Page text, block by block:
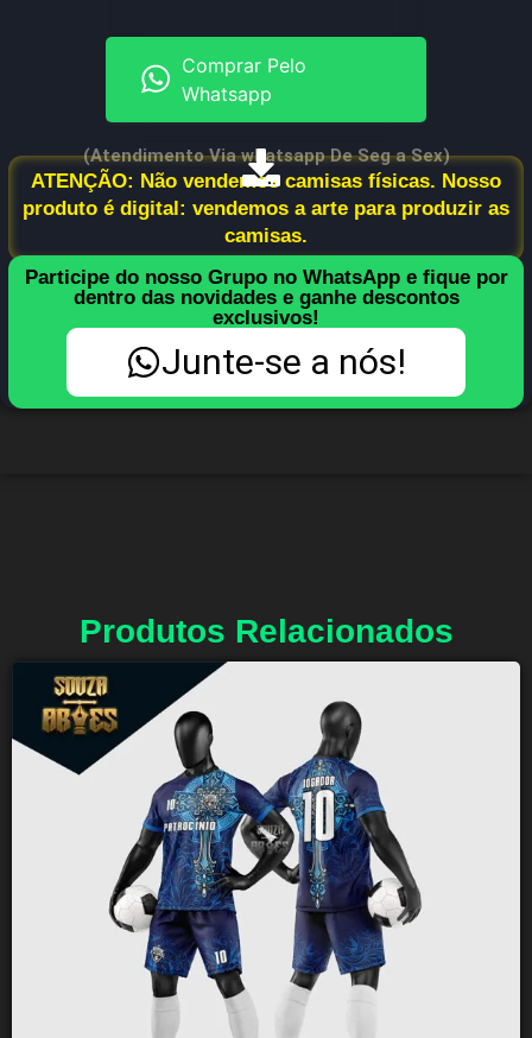
Comprar Pelo
Whatsapp
(Atendimento Via whatsapp De Seg a Sex)
ATENÇÃO: Não vendemos camisas físicas. Nosso
produto é digital: vendemos a arte para produzir as
camisas.
Participe do nosso Grupo no WhatsApp e fique por
dentro das novidades e ganhe descontos
exclusivos!
Junte-se a nós!
Produtos Relacionados